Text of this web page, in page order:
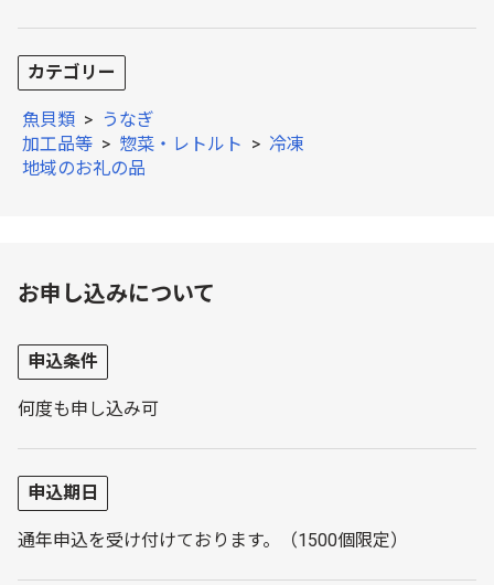
カテゴリー
魚貝類 > うなぎ
加工品等 > 惣菜・レトルト > 冷凍
地域のお礼の品
お申し込みについて
申込条件
何度も申し込み可
申込期日
通年申込を受け付けております。（1500個限定）